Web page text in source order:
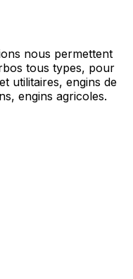
nous permettent
tous types, pour
utilitaires, engins de
engins agricoles.